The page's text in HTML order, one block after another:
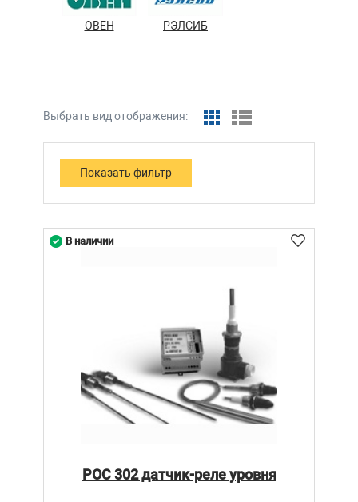
ОВЕН РЭЛСИБ
Выбрать вид отображения:
РОС 302 датчик-реле уровня
В наличии